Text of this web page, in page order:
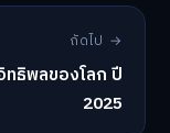
ถัดไป →
ธิพลของโลก ปี
2025